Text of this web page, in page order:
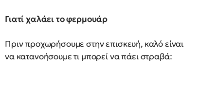
Γιατί χαλάει το φερμουάρ
Πριν προχωρήσουμε στην επισκευή, καλό είναι
να κατανοήσουμε τι μπορεί να πάει στραβά: